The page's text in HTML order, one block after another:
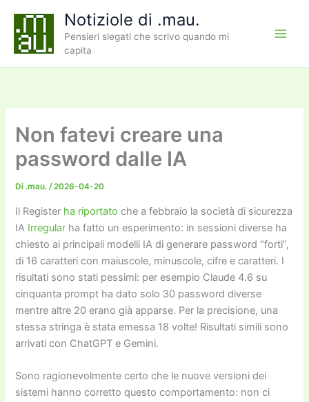
contenuto
Notiziole di .mau.
Pensieri slegati che scrivo quando mi
capita
Non fatevi creare una
password dalle IA
Di .mau./2026-04-20
Il Register ha riportato che a febbraio la società di sicurezza
IA Irregular ha fatto un esperimento: in sessioni diverse ha
chiesto ai principali modelli IA di generare password “forti”,
di 16 caratteri con maiuscole, minuscole, cifre e caratteri. I
risultati sono stati pessimi: per esempio Claude 4.6 su
cinquanta prompt ha dato solo 30 password diverse
mentre altre 20 erano già apparse. Per la precisione, una
stessa stringa è stata emessa 18 volte! Risultati simili sono
arrivati con ChatGPT e Gemini.
Sono ragionevolmente certo che le nuove versioni dei
sistemi hanno corretto questo comportamento: non ci